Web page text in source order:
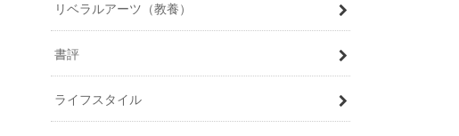
リベラルアーツ（教養）
書評
ライフスタイル